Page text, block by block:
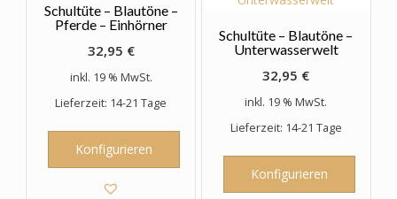
Schultüte – Blautöne –
Pferde – Einhörner
32,95 €
inkl. 19 % MwSt.
Lieferzeit: 14-21 Tage
Konfigurieren
Schultüte – Blautöne –
Unterwasserwelt
32,95 €
inkl. 19 % MwSt.
Lieferzeit: 14-21 Tage
Konfigurieren